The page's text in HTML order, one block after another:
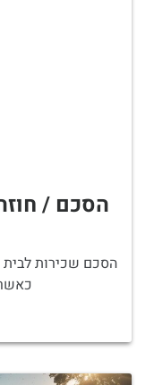
הסכם /
הסכם שכירות לבית